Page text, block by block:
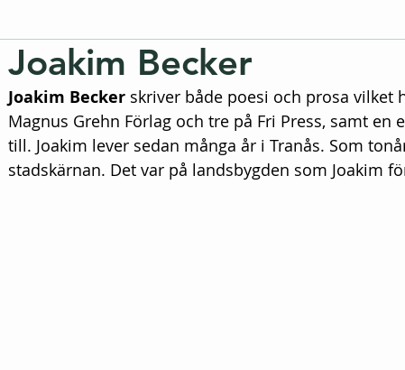
News feed 2026 15 Wednesday
Joakim Becker
Joakim Becker skriver både poesi och prosa vilket
Magnus Grehn Förlag och tre på Fri Press, samt en
till. Joakim lever sedan många år i Tranås. Som
stadskärnan. Det var på landsbygden som Joakim